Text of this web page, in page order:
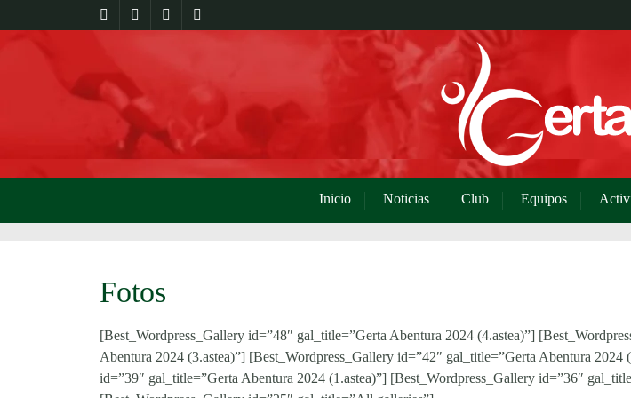
Inicio Noticias Club Equipos
Fotos
[Best_Wordpress_Gallery id=”48″ gal_title=”Gerta Abentura 2024 (4.astea)”]
Abentura 2024 (3.astea)”] [Best_Wordpress_Gallery id=”42″ gal_title=”Gerta Abentura 2024
id=”39″ gal_title=”Gerta Abentura 2024 (1.astea)”] [Best_Wordpress_Gallery id=”36″